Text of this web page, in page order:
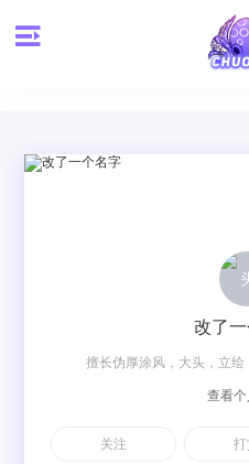
改了
擅长伪厚涂风，大头，立绘
1940490556 v
查看
关注